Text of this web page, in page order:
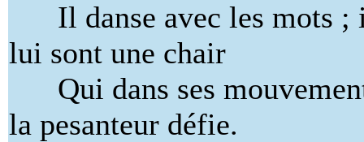
Il danse avec les mots ;
lui sont une chair
Qui dans ses
la pesanteur défie.